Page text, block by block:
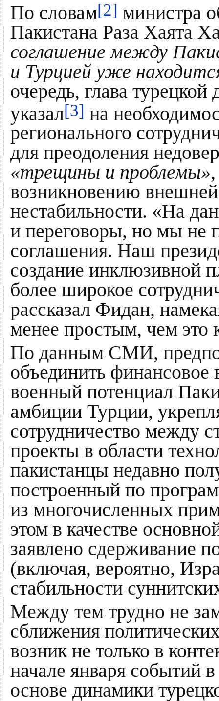
По словам[2] министра
Пакистана Раза Хаята
соглашение между
и Турцией уже
очередь, глава
указал[3] на
регионального
для преодоления
«трещины и проблемы»
возникновению
нестабильности. «На
и переговоры, но мы не
соглашения. Наш
создание инклюзивной
более широкое
рассказал Фидан,
менее простым, чем это
По данным СМИ,
объединить
военный потенциал
амбиции Турции,
сотрудничество между
проекты в области
пакистанцы недавно
построенный по
из многочисленных
этом в качестве
заявлено сдерживание
(включая, вероятно,
стабильности
Между тем трудно не
сближения
возник не только в
начале января событий
основе динамики